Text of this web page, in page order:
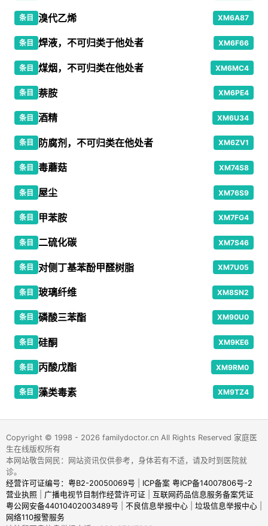
条目 溴代乙烯 XM6A87
条目 焊液，不可归类于他处者 XM6F66
条目 煤烟，不可归类在他处者 XM6MC4
条目 萘胺 XM6PE4
条目 酒精 XM6U34
条目 防腐剂，不可归类在他处者 XM6ZV1
条目 毒蘑菇 XM74S8
条目 屋尘 XM76S9
条目 甲苯胺 XM7FG4
条目 二硫化碳 XM7S46
条目 对侧丁基苯酚甲醛树脂 XM7U05
条目 玻璃纤维 XM8SN2
条目 磷酸三苯酯 XM90U0
条目 硅酮 XM9KE6
条目 丙酸戊酯 XM9RM0
条目 藻类毒素 XM9TZ4
Copyright © 1998 - 2026 familydoctor.cn All Rights Reserved 家庭医
生在线版权所有
本网站敬告网民：网站资讯仅供参考，身体若有不适，请及时到医院就
诊。
经营许可证编号：粤B2-20050069号
ICP备案 粤ICP备14007806号-2
营业执照
广播电视节目制作经营许可证
互联网药品信息服务备案凭证
粤公网安备44010402003489号
不良信息举报中心| 垃圾信息举报中心|
网络110报警服务